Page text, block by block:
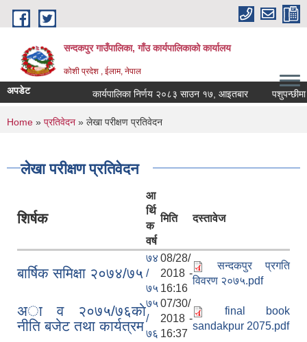
Skip to main content
सन्दकपुर गाउँपालिका, गाँउ कार्यपालिकाको कार्यालय
कोशी प्रदेश , ईलाम, नेपाल
अपडेट कार्यपालिका निर्णय २०८३ साउन १७, आइतबार पशुपन्छीमा
You are here
Home » प्रतिवेदन » लेखा परीक्षण प्रतिवेदन
लेखा परीक्षण प्रतिवेदन
शिर्षक
आ
र्थि
क
वर्ष
मिति दस्तावेज
बार्षिक समिक्षा २०७४/७५
७४
/
७५
08/28/
2018 -
16:16
सन्दकपुर प्रगति
विवरण २०७५.pdf
अा व २०७५/७६काे
नीति बजेट तथा कार्यत्रम
७५
/
७६
07/30/
2018 -
16:37
final book
sandakpur 2075.pdf